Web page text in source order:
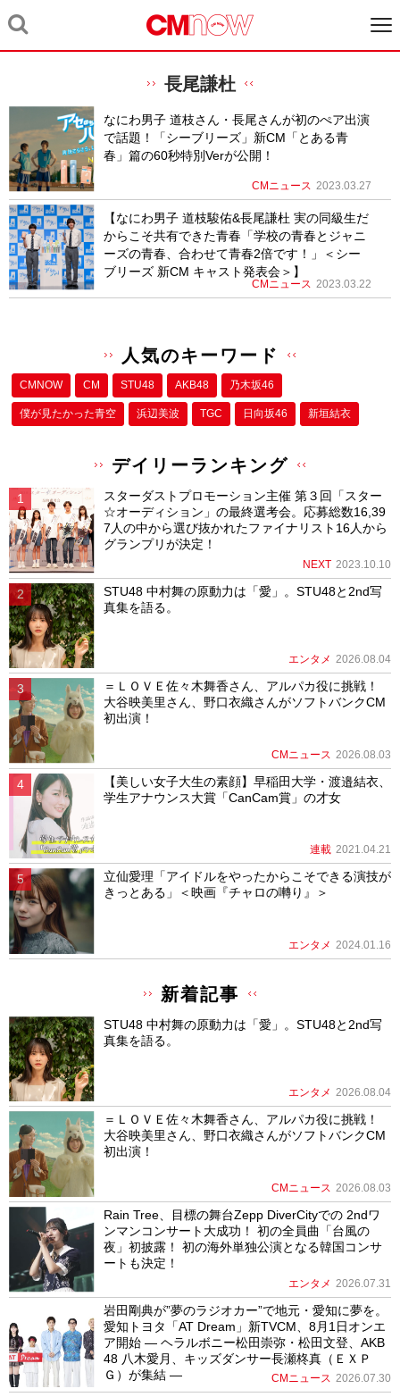
長尾謙杜
なにわ男子 道枝さん・長尾さんが初のぺア出演
で話題！「シーブリーズ」新CM「とある青
春」篇の60秒特別Verが公開！
CMニュース 2023.03.27
【なにわ男子 道枝駿佑&長尾謙杜 実の同級生だ
からこそ共有できた青春「学校の青春とジャニ
ーズの青春、合わせて青春2倍です！」＜シー
ブリーズ 新CM キャスト発表会＞】
CMニュース 2023.03.22
人気のキーワード
CMNOW CM STU48 AKB48 乃木坂46
僕が⾒たかった⻘空 浜辺美波 TGC 日向坂46 新垣結衣
デイリーランキング
スターダストプロモーション主催 第３回「スター
☆オーディション」の最終選考会。応募総数16,39
7人の中から選び抜かれたファイナリスト16人から
グランプリが決定！
NEXT 2023.10.10
STU48 中村舞の原動力は「愛」。STU48と2nd写
真集を語る。
エンタメ 2026.08.04
＝ＬＯＶＥ佐々木舞香さん、アルパカ役に挑戦！
大谷映美里さん、野口衣織さんがソフトバンクCM
初出演！
CMニュース 2026.08.03
【美しい女子大生の素顔】早稲田大学・渡邉結衣、
学生アナウンス大賞「CanCam賞」の才女
連載 2021.04.21
立仙愛理「アイドルをやったからこそできる演技が
きっとある」＜映画『チャロの囀り』＞
エンタメ 2024.01.16
新着記事
STU48 中村舞の原動力は「愛」。STU48と2nd写
真集を語る。
エンタメ 2026.08.04
＝ＬＯＶＥ佐々木舞香さん、アルパカ役に挑戦！
大谷映美里さん、野口衣織さんがソフトバンクCM
初出演！
CMニュース 2026.08.03
Rain Tree、目標の舞台Zepp DiverCityでの 2ndワ
ンマンコンサート大成功！ 初の全員曲「台風の
夜」初披露！ 初の海外単独公演となる韓国コンサ
ートも決定！
エンタメ 2026.07.31
岩田剛典が”夢のラジオカー”で地元・愛知に夢を。
愛知トヨタ「AT Dream」新TVCM、8月1日オンエ
ア開始 ― ヘラルボニー松田崇弥・松田文登、AKB
48 八木愛月、キッズダンサー長瀬柊真（ＥＸＰ
Ｇ）が集結 ―
CMニュース 2026.07.30